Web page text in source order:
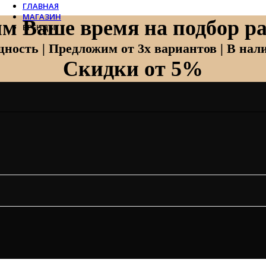
Ваше время на подбор
| Предложим от 3х вариантов | В
Скидки от 5%
ГЛАВНАЯ
МАГАЗИН
БРЕНДЫ
Zehnder
Zehnder Charleston
Loten
Mitsubishi Electric
Systemair